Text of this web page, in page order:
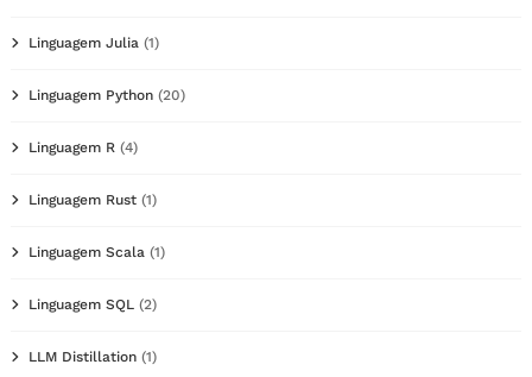
Linguagem Julia (1)
Linguagem Python (20)
Linguagem R (4)
Linguagem Rust (1)
Linguagem Scala (1)
Linguagem SQL (2)
LLM Distillation (1)